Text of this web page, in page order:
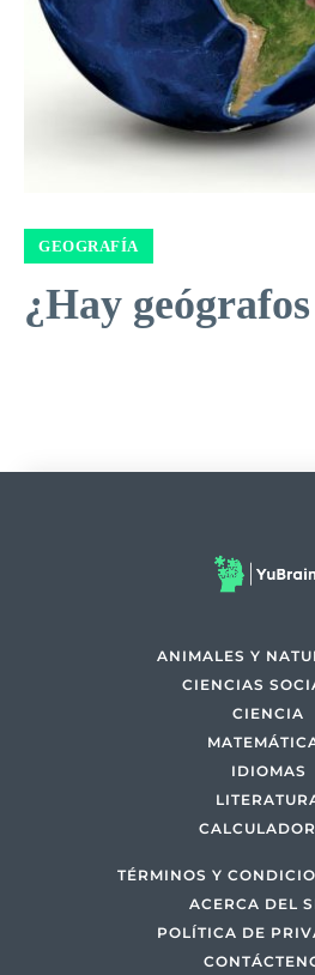
GEOGRAFÍA
¿Hay
ANIMALES Y
CIENCIAS
CIENCIA
IDIOMAS
TÉRMINOS Y
ACERCA DEL
POLÍTICA DE